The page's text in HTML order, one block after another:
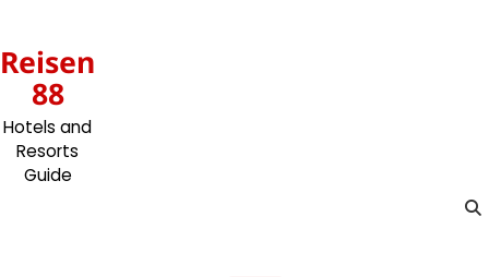
content
Reisen
88
Hotels and
Resorts
Guide